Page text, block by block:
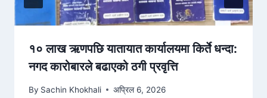
१० लाख ऋणपछि यातायात कार्यालयमा किर्ते धन्दा:
नगद कारोबारले बढाएको ठगी प्रवृत्ति
By Sachin Khokhali अप्रिल 6, 2026